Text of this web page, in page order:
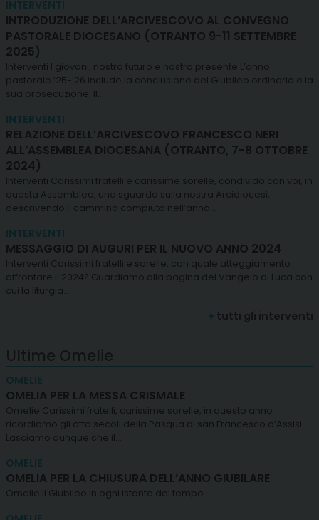
INTERVENTI
INTRODUZIONE DELL’ARCIVESCOVO AL CONVEGNO
PASTORALE DIOCESANO (OTRANTO 9-11 SETTEMBRE
2025)
Interventi I giovani, nostro futuro e nostro presente L’anno
pastorale ’25-’26 include la conclusione del Giubileo ordinario e la
sua prosecuzione. Il…
INTERVENTI
RELAZIONE DELL’ARCIVESCOVO FRANCESCO NERI
ALL’ASSEMBLEA DIOCESANA (OTRANTO, 7-8 OTTOBRE
2024)
Interventi Carissimi fratelli e carissime sorelle, condivido con voi, in
questa Assemblea, uno sguardo sulla nostra Arcidiocesi,
descrivendo il cammino compiuto nell’anno…
INTERVENTI
MESSAGGIO DI AUGURI PER IL NUOVO ANNO 2024
Interventi Carissimi fratelli e sorelle, con quale atteggiamento
affrontare il 2024? Guardiamo alla pagina del Vangelo di Luca con
cui la liturgia…
+ tutti gli interventi
Ultime Omelie
OMELIE
OMELIA PER LA MESSA CRISMALE
Omelie Carissimi fratelli, carissime sorelle, in questo anno
ricordiamo gli otto secoli della Pasqua di san Francesco d’Assisi.
Lasciamo dunque che il…
OMELIE
OMELIA PER LA CHIUSURA DELL’ANNO GIUBILARE
Omelie Il Giubileo in ogni istante del tempo…